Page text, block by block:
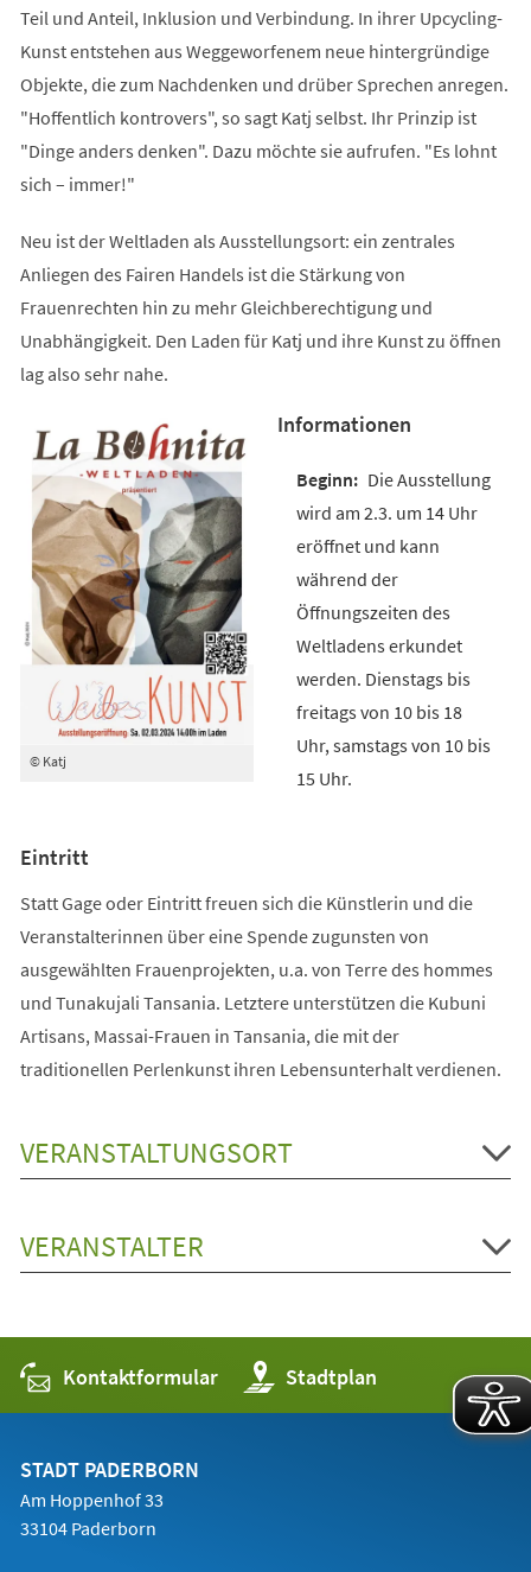
Teil und Anteil, Inklusion und Verbindung. In ihrer Upcycling-
Kunst entstehen aus Weggeworfenem neue hintergründige
Objekte, die zum Nachdenken und drüber Sprechen anregen.
"Hoffentlich kontrovers", so sagt Katj selbst. Ihr Prinzip ist
"Dinge anders denken". Dazu möchte sie aufrufen. "Es lohnt
sich – immer!"
Neu ist der Weltladen als Ausstellungsort: ein zentrales
Anliegen des Fairen Handels ist die Stärkung von
Frauenrechten hin zu mehr Gleichberechtigung und
Unabhängigkeit. Den Laden für Katj und ihre Kunst zu öffnen
lag also sehr nahe.
© Katj
Informationen
Die Ausstellung
wird am 2.3. um 14 Uhr
eröffnet und kann
während der
Öffnungszeiten des
Weltladens erkundet
werden. Dienstags bis
freitags von 10 bis 18
Uhr, samstags von 10 bis
15 Uhr.
Eintritt
Statt Gage oder Eintritt freuen sich die Künstlerin und die
Veranstalterinnen über eine Spende zugunsten von
ausgewählten Frauenprojekten, u.a. von Terre des hommes
und Tunakujali Tansania. Letztere unterstützen die Kubuni
Artisans, Massai-Frauen in Tansania, die mit der
traditionellen Perlenkunst ihren Lebensunterhalt verdienen.
VERANSTALTUNGSORT
VERANSTALTER
Kontaktformular Stadtplan
(Öffnet
in
einem
STADT PADERBORN
Am Hoppenhof 33
33104 Paderborn